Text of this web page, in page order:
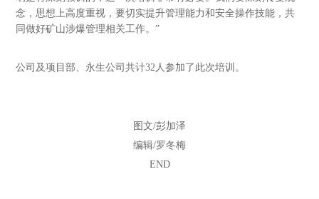
念，思想上高度重视，要切实提升管理能力和安全操作技能，共
同做好矿山涉爆管理相关工作。”
公司及项目部、永生公司共计32人参加了此次培训。
图文/彭加泽
编辑/罗冬梅
END